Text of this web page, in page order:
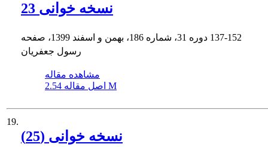
نسخه خوانی 23
137-152
رسول جعفریان
مشاهده مقاله
اصل مقاله 2.54 M
19.
نسخه خوانی (25)